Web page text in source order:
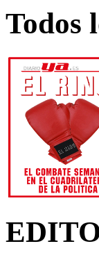
Todos